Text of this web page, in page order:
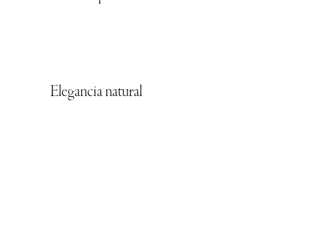
Elegancia natural